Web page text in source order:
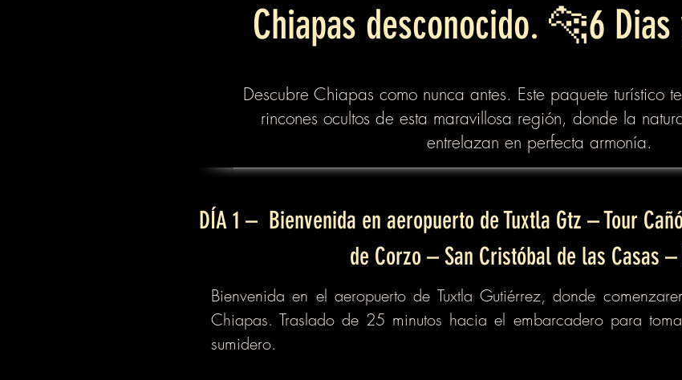
Chiapas desconocido. 🐆6 Dias
Descubre Chiapas como nunca antes. Este paquete turístico
rincones ocultos de esta maravillosa región, donde la
entrelazan en perfecta armonía.
DÍA 1 – Bienvenida en aeropuerto de Tuxtla Gtz – Tour
de Corzo – San Cristóbal de las Casas –
Bienvenida en el aeropuerto de Tuxtla Gutiérrez, donde
Chiapas. Traslado de 25 minutos hacia el embarcadero para
sumidero.